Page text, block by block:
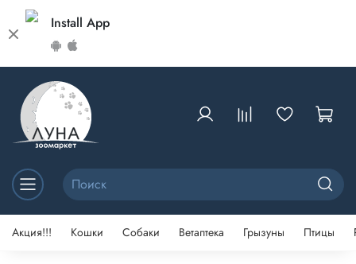
Install App
Акция!!! Кошки Собаки Ветаптека Грызуны Птицы